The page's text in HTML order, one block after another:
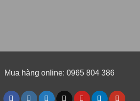
Mua hàng online: 0965 804 386